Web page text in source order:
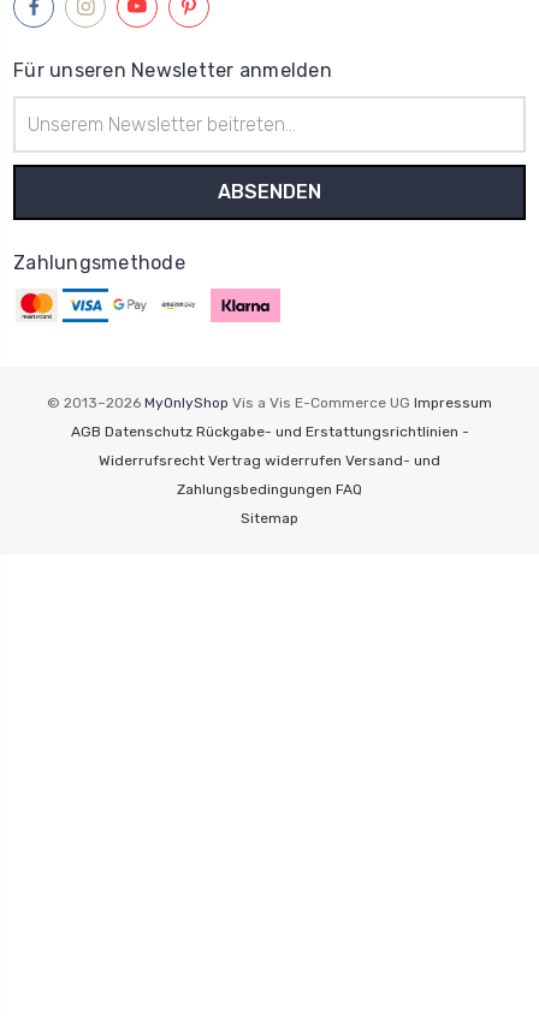
Für unseren Newsletter anmelden
Mail-
Adresse
Zahlungsmethode
© 2013–2026 MyOnlyShop Vis a Vis E-Commerce UG Impressum
AGB Datenschutz Rückgabe- und Erstattungsrichtlinien -
Widerrufsrecht Vertrag widerrufen Versand- und
Zahlungsbedingungen FAQ
Sitemap